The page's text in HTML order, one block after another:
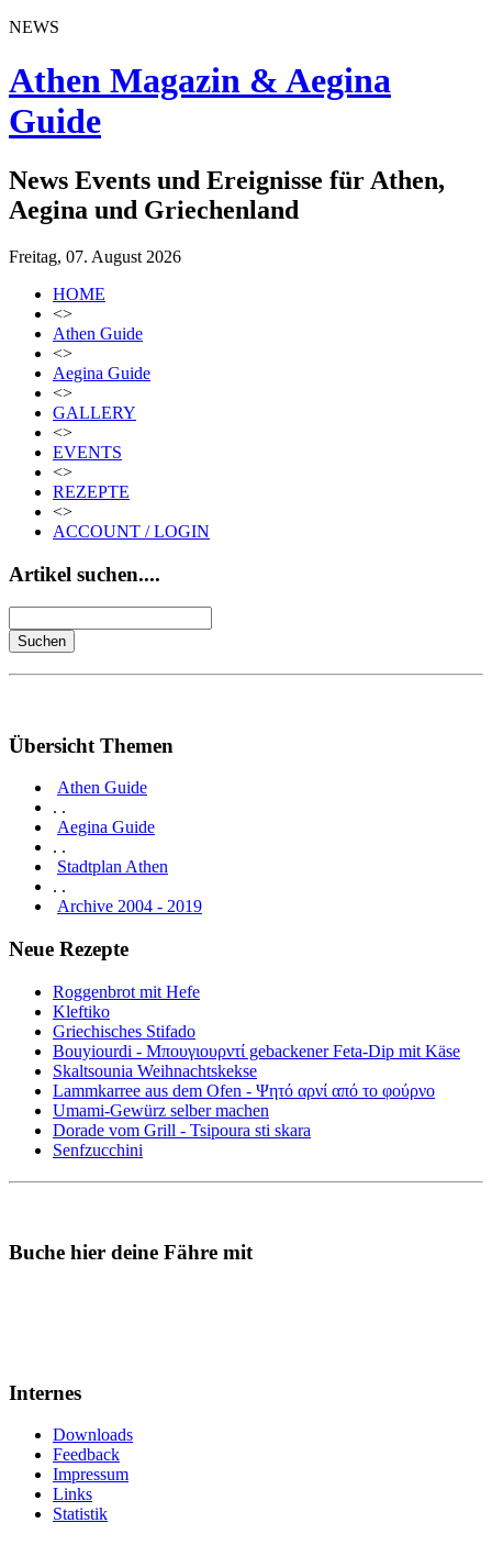
NEWS
Athen Magazin & Aegina
Guide
News Events und Ereignisse für Athen,
Aegina und Griechenland
Freitag, 07. August 2026
HOME
<>
Athen Guide
<>
Aegina Guide
<>
GALLERY
<>
EVENTS
<>
REZEPTE
<>
ACCOUNT / LOGIN
Artikel suchen....
Übersicht Themen
Athen Guide
. .
Aegina Guide
. .
Stadtplan Athen
. .
Archive 2004 - 2019
Neue Rezepte
Roggenbrot mit Hefe
Kleftiko
Griechisches Stifado
Bouyiourdi - Μπουγιουρντί gebackener Feta-Dip mit Käse
Skaltsounia Weihnachtskekse
Lammkarree aus dem Ofen - Ψητό αρνί από το φούρνο
Umami-Gewürz selber machen
Dorade vom Grill - Tsipoura sti skara
Senfzucchini
Buche hier deine Fähre mit
Internes
Downloads
Feedback
Impressum
Links
Statistik